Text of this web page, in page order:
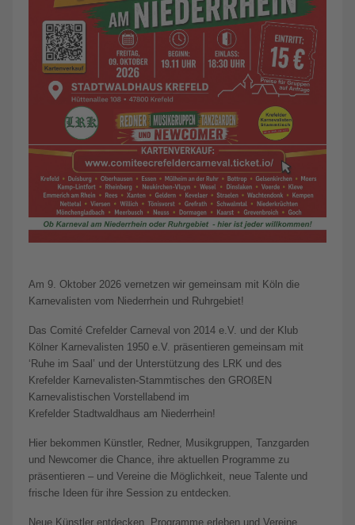
Am 9. Oktober 2026 vernetzen wir gemeinsam mit Köln die
Karnevalisten vom Niederrhein und Ruhrgebiet!
Das Comité Crefelder Carneval von 2014 e.V. und der Klub
Kölner Karnevalisten 1950 e.V. präsentieren gemeinsam mit
‘Ruhe im Saal’ und der Unterstützung des LRK und des
Krefelder Karnevalisten-Stammtisches den GROßEN
Karnevalistischen Vorstellabend im
Krefelder Stadtwaldhaus am Niederrhein!
Hier bekommen Künstler, Redner, Musikgruppen, Tanzgarden
und Newcomer die Chance, ihre aktuellen Programme zu
präsentieren – und Vereine die Möglichkeit, neue Talente und
frische Ideen für ihre Session zu entdecken.
Neue Künstler entdecken, Programme erleben und Vereine